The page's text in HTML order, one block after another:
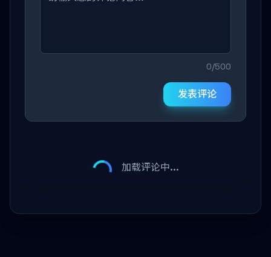
0/500
发表评论
加载评论中...